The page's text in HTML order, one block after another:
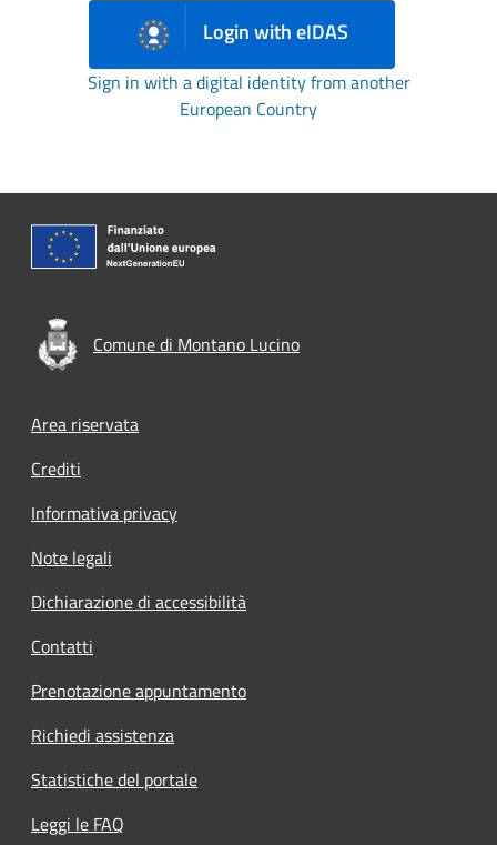
Login with eIDAS
Sign in with a digital identity from another
European Country
Comune di Montano Lucino
Footer menu
Area riservata
Crediti
Informativa privacy
Note legali
Dichiarazione di accessibilità
Contatti
Prenotazione appuntamento
Richiedi assistenza
Statistiche del portale
Leggi le FAQ